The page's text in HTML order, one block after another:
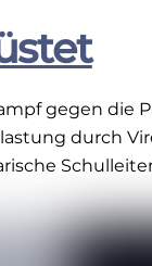
gegen die
durch